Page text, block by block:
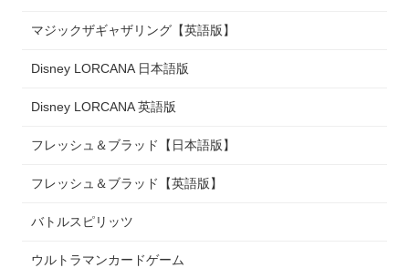
マジックザギャザリング【英語版】
Disney LORCANA 日本語版
Disney LORCANA 英語版
フレッシュ＆ブラッド【日本語版】
フレッシュ＆ブラッド【英語版】
バトルスピリッツ
ウルトラマンカードゲーム